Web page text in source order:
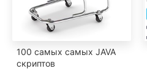
100 cамых самых JAVA
скриптов